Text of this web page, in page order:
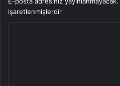
işaretlenmişlerdir